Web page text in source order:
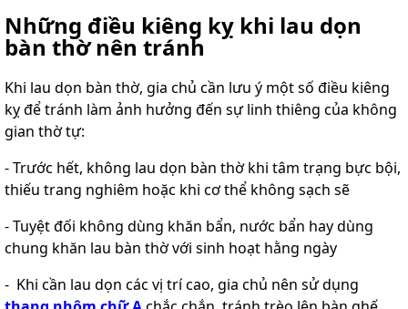
Những điều kiêng kỵ khi lau dọn
bàn thờ nên tránh
Khi lau dọn bàn thờ, gia chủ cần lưu ý một số điều kiêng
kỵ để tránh làm ảnh hưởng đến sự linh thiêng của không
gian thờ tự:
- Trước hết, không lau dọn bàn thờ khi tâm trạng bực bội,
thiếu trang nghiêm hoặc khi cơ thể không sạch sẽ
- Tuyệt đối không dùng khăn bẩn, nước bẩn hay dùng
chung khăn lau bàn thờ với sinh hoạt hằng ngày
- Khi cần lau dọn các vị trí cao, gia chủ nên sử dụng